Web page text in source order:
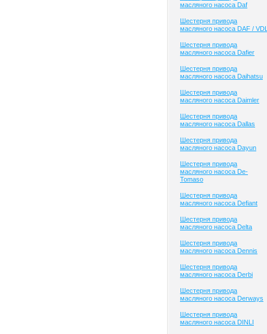
масляного насоса Daf
Шестерня привода
масляного насоса DAF /
Шестерня привода
масляного насоса Dafier
Шестерня привода
масляного насоса Daihatsu
Шестерня привода
масляного насоса Daimler
Шестерня привода
масляного насоса Dallas
Шестерня привода
масляного насоса Dayun
Шестерня привода
масляного насоса De-
Tomaso
Шестерня привода
масляного насоса Defiant
Шестерня привода
масляного насоса Delta
Шестерня привода
масляного насоса Dennis
Шестерня привода
масляного насоса Derbi
Шестерня привода
масляного насоса Derways
Шестерня привода
масляного насоса DINLI